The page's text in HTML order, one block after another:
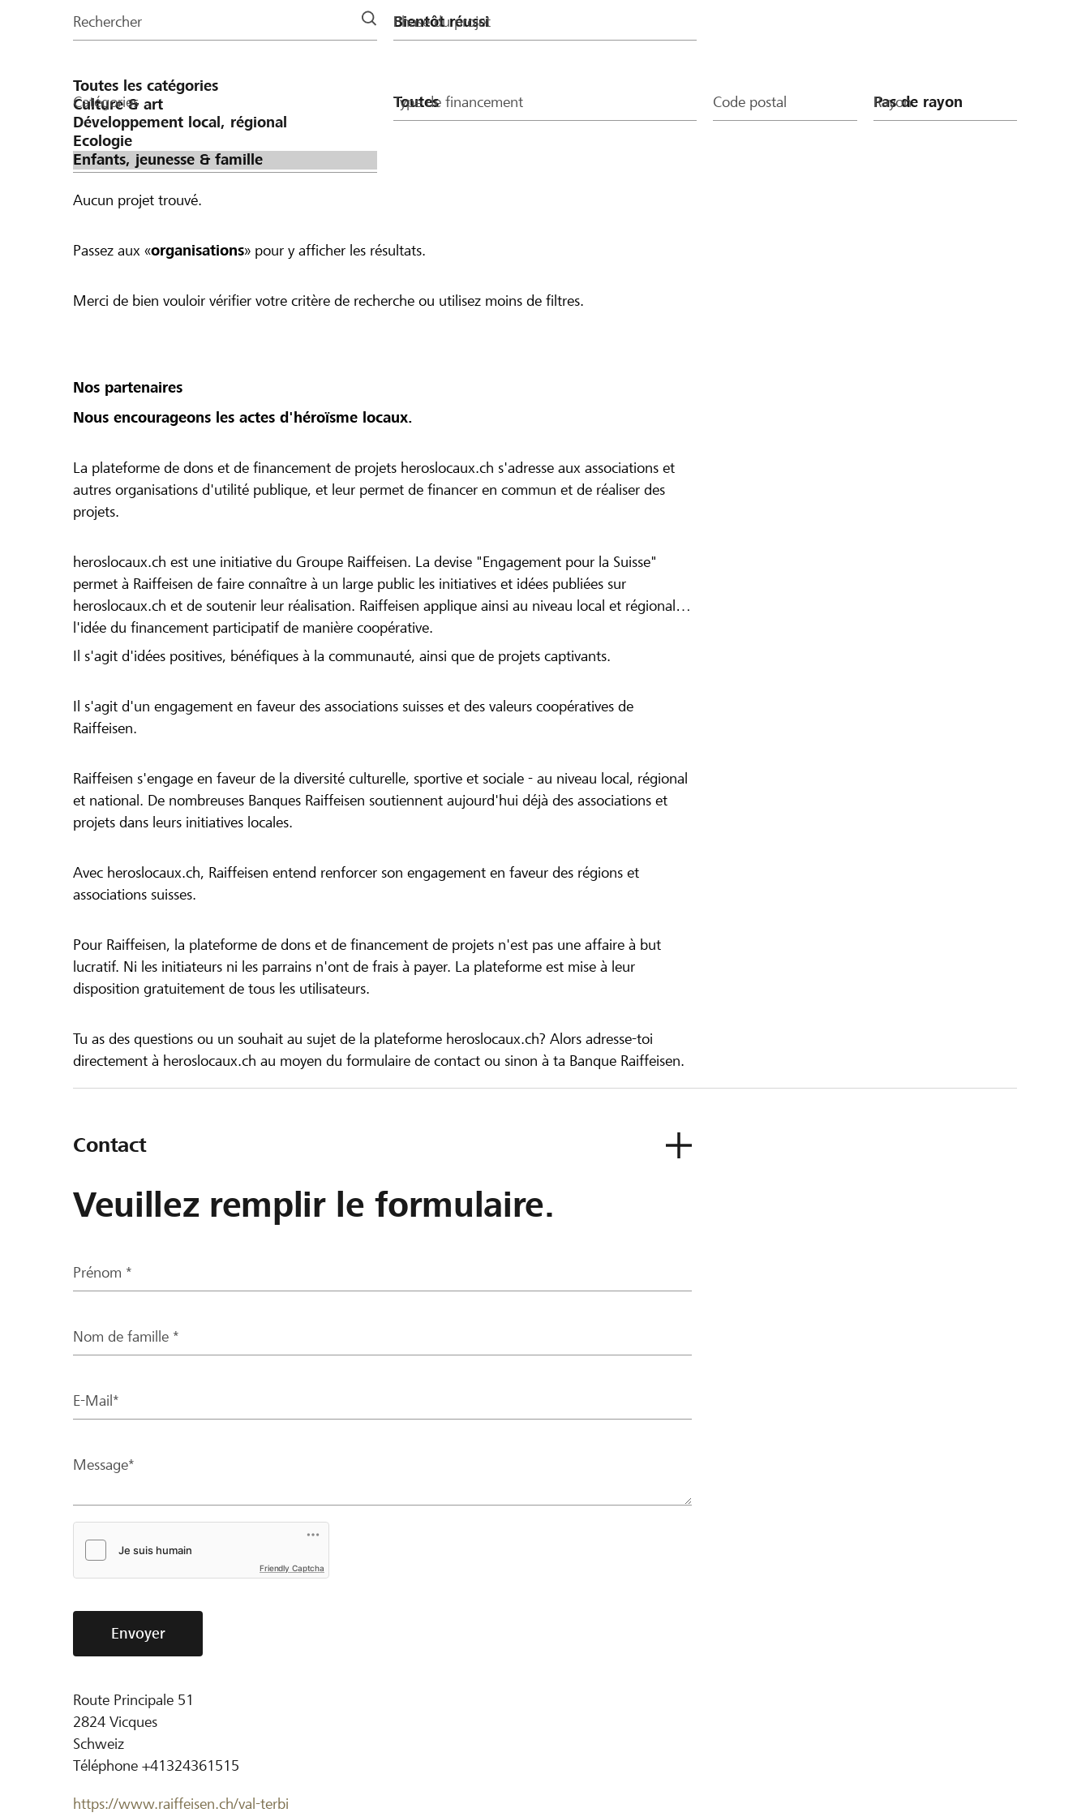
la
Rechercher Phase du projet
Catégories Type de financement Code postal Rayon
Aucun projet trouvé.
Passez aux «organisations» pour y afficher les résultats.
Merci de bien vouloir vérifier votre critère de recherche ou utilisez moins de filtres.
Nos partenaires
Nous encourageons les actes d'héroïsme locaux.
La plateforme de dons et de financement de projets heroslocaux.ch s'adresse aux associations et
autres organisations d'utilité publique, et leur permet de financer en commun et de réaliser des
projets.
heroslocaux.ch est une initiative du Groupe Raiffeisen. La devise "Engagement pour la Suisse"
permet à Raiffeisen de faire connaître à un large public les initiatives et idées publiées sur
heroslocaux.ch et de soutenir leur réalisation. Raiffeisen applique ainsi au niveau local et régional
l'idée du financement participatif de manière coopérative.
Il s'agit d'idées positives, bénéfiques à la communauté, ainsi que de projets captivants.
Il s'agit d'un engagement en faveur des associations suisses et des valeurs coopératives de
Raiffeisen.
Raiffeisen s'engage en faveur de la diversité culturelle, sportive et sociale - au niveau local, régional
et national. De nombreuses Banques Raiffeisen soutiennent aujourd'hui déjà des associations et
projets dans leurs initiatives locales.
Avec heroslocaux.ch, Raiffeisen entend renforcer son engagement en faveur des régions et
associations suisses.
Pour Raiffeisen, la plateforme de dons et de financement de projets n'est pas une affaire à but
lucratif. Ni les initiateurs ni les parrains n'ont de frais à payer. La plateforme est mise à leur
disposition gratuitement de tous les utilisateurs.
Tu as des questions ou un souhait au sujet de la plateforme heroslocaux.ch? Alors adresse-toi
directement à heroslocaux.ch au moyen du formulaire de contact ou sinon à ta Banque Raiffeisen.
Contact
Veuillez remplir le formulaire.
Prénom *
Nom de famille *
E-Mail*
Message*
Friendly Captcha
Envoyer
Route Principale 51
2824 Vicques
Schweiz
Téléphone +41324361515
https://www.raiffeisen.ch/val-terbi